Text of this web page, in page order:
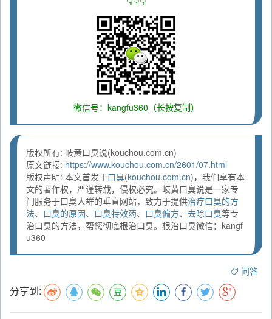
微信号：kangfu360（长按复制）
版权所有: 岐黄口臭说(kouchou.com.cn)
原文链接: https://www.kouchou.com.cn/2601/07.html
版权声明: 本文首发于口臭(kouchou.com.cn)，我们享有本
文的著作权，严谨转载，侵权必究。岐黄口臭说是一家专
门服务于口臭人群的垂直网站，致力于提供治疗口臭的方
法、 口臭的原因、 口臭特效药、 口臭偏方、 去除口臭等专
治口臭的方法，帮您彻底根治口臭。根治口臭微信：kangf
u360
问答
分享到: